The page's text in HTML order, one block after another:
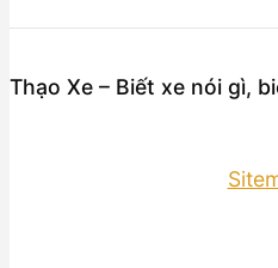
Thạo Xe – Biết xe nói gì,